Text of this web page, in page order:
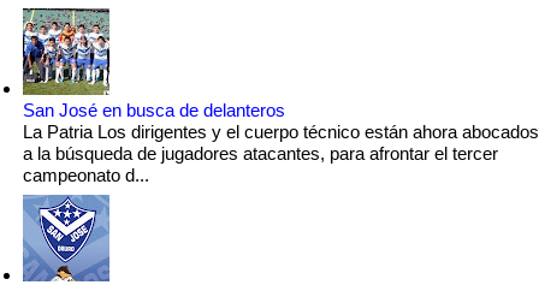
San José en busca de delanteros
La Patria Los dirigentes y el cuerpo técnico están ahora abocados
a la búsqueda de jugadores atacantes, para afrontar el tercer
campeonato d...